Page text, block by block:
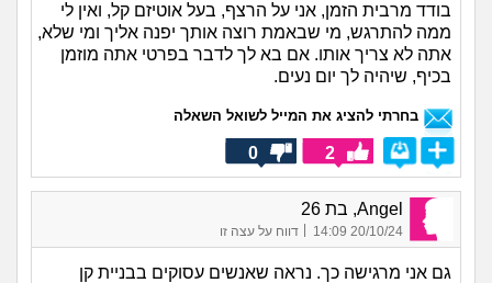
בודד מרבית הזמן, אני על הרצף, בעל אוטיזם קל, ואין לי
ממה להתרגש, מי שבאמת רוצה אותך יפנה אליך ומי שלא,
אתה לא צריך אותו. אם בא לך לדבר בפרטי אתה מוזמן
בכיף, שיהיה לך יום נעים.
בחרתי להציג את המייל לשואל השאלה
2
0
Angel, בת 26
20/10/24 14:09 דווח על עצה זו
גם אני מרגישה כך. נראה שאנשים עסוקים בבניית קן